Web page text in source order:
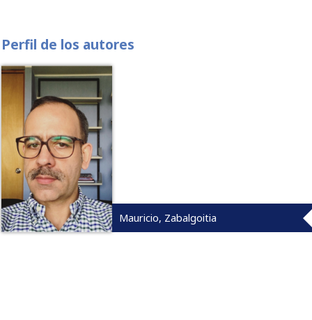
Perfil de los autores
Mauricio, Zabalgoitia